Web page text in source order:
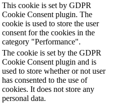
This cookie is set by GDPR
Cookie Consent plugin. The
cookie is used to store the user
consent for the cookies in the
category "Performance".
The cookie is set by the GDPR
Cookie Consent plugin and is
used to store whether or not user
has consented to the use of
cookies. It does not store any
personal data.